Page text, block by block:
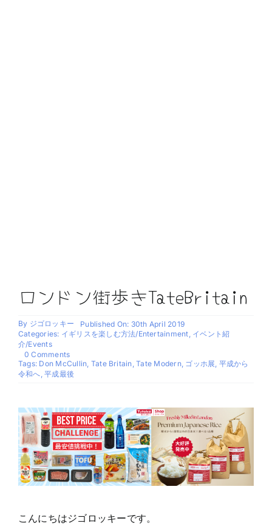
ロンドン街歩きTateBritain
By ジゴロッキー
Published On: 30th April 2019
Categories: イギリスを楽しむ方法/Entertainment, イベント紹
介/Events
0 Commentson
ロ
ン
歩
き
TateBritain
Tags: Don McCullin, Tate Britain,Tate Modern, ゴッホ展, 平成から
令和へ,平成最後
こんにちはジゴロッキーです。